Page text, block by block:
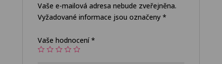
Vaše e-mailová adresa nebude zveřejněna.
Vyžadované informace jsou označeny *
Vaše hodnocení*